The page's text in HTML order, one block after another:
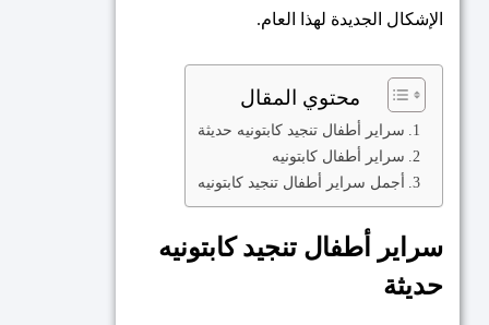
الإشكال الجديدة لهذا العام.
محتوي المقال
سراير أطفال تنجيد كابتونيه حديثة
سراير أطفال كابتونيه
أجمل سراير أطفال تنجيد كابتونيه
سراير أطفال تنجيد كابتونيه
حديثة